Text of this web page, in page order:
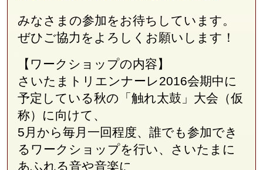
みなさまの参加をお待ちしています。
ぜひご協力をよろしくお願いします！
【ワークショップの内容】
さいたまトリエンナーレ2016会期中に
予定している秋の「触れ太鼓」大会（仮
称）に向けて、
5月から毎月一回程度、誰でも参加でき
るワークショップを行い、さいたまに
あふれる音や音楽に